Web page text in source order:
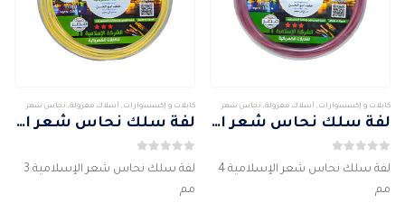
كابلات و إكسسوارات , أسلاك معزولة, نحاس شعر
لفة سلك نحاس شعر الإسلامية 4 مم
لفة سلك نحاس شعر الإسلامية 4
مم
كابلات و إكسسوارات , أسلاك معزولة, نحاس شعر
لفة سلك نحاس شعر الإسلامية 3 مم
لفة سلك نحاس شعر الإسلامية 3
مم